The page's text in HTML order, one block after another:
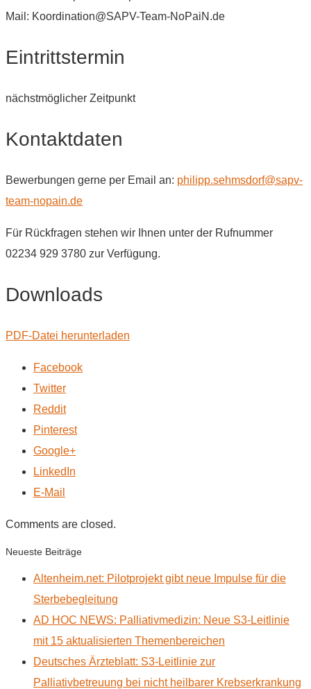
Mail: Koordination@SAPV-Team-NoPaiN.de
Eintrittstermin
nächstmöglicher Zeitpunkt
Kontaktdaten
Bewerbungen gerne per Email an: philipp.sehmsdorf@sapv-
team-nopain.de
Für Rückfragen stehen wir Ihnen unter der Rufnummer
02234 929 3780 zur Verfügung.
Downloads
PDF-Datei herunterladen
Facebook
Twitter
Reddit
Pinterest
Google+
LinkedIn
E-Mail
Comments are closed.
Neueste Beiträge
Altenheim.net: Pilotprojekt gibt neue Impulse für die
Sterbebegleitung
AD HOC NEWS: Palliativmedizin: Neue S3-Leitlinie
mit 15 aktualisierten Themenbereichen
Deutsches Ärzteblatt: S3-Leitlinie zur
Palliativbetreuung bei nicht heilbarer Krebserkrankung